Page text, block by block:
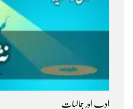
ادب اور جمالیات